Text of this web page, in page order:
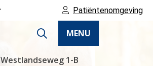
Patiëntenomgeving
Hoofdmenu
MENU
Westlandseweg 1-B